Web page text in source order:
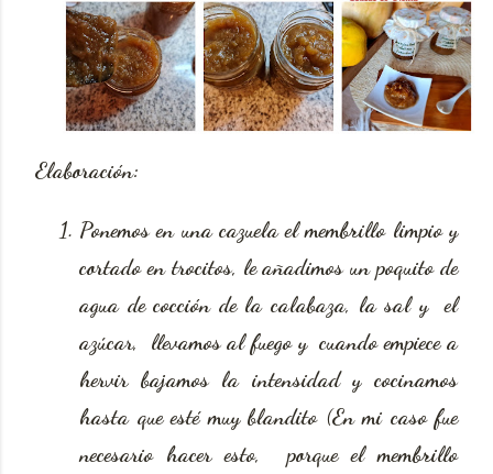
Elaboración:
Ponemos en una cazuela el membrillo limpio y
cortado en trocitos, le añadimos un poquito de
agua de cocción de la calabaza, la sal y el
azúcar, llevamos al fuego y cuando empiece a
hervir bajamos la intensidad y cocinamos
hasta que esté muy blandito (En mi caso fue
necesario hacer esto, porque el membrillo